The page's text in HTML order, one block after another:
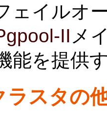
ェイルオ
II メ
能を提供
ラスタの